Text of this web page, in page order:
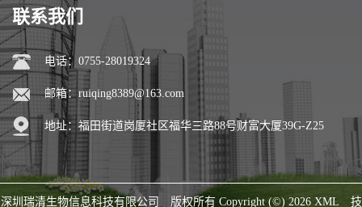
联系我们
电话：0755-28019324
邮箱： ruiqing8389@163.com
地址：福田街道岗厦社区福华三路88号财富大厦39G-Z25
深圳瑞清生物信息科技有限公司 版权所有 Copyright (©) 2026 XML 技